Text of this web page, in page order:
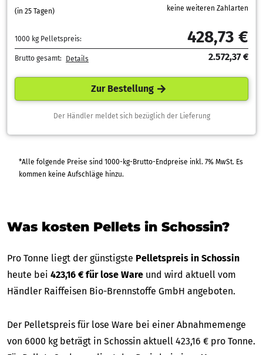
(in 25 Tagen)
keine weiteren Zahlarten
1000 kg Pelletspreis: 428,73 €
Brutto gesamt: Details 2.572,37 €
Zur Bestellung
Der Händler meldet sich bezüglich der Lieferung
*Alle folgende Preise sind 1000-kg-Brutto-Endpreise inkl. 7% MwSt. Es
kommen keine Aufschläge hinzu.
Was kosten Pellets in Schossin?
Pro Tonne liegt der günstigste Pelletspreis in Schossin
heute bei 423,16 € für lose Ware und wird aktuell vom
Händler Raiffeisen Bio-Brennstoffe GmbH angeboten.
Der Pelletspreis für lose Ware bei einer Abnahmemenge
von 6000 kg beträgt in Schossin aktuell 423,16 € pro Tonne.